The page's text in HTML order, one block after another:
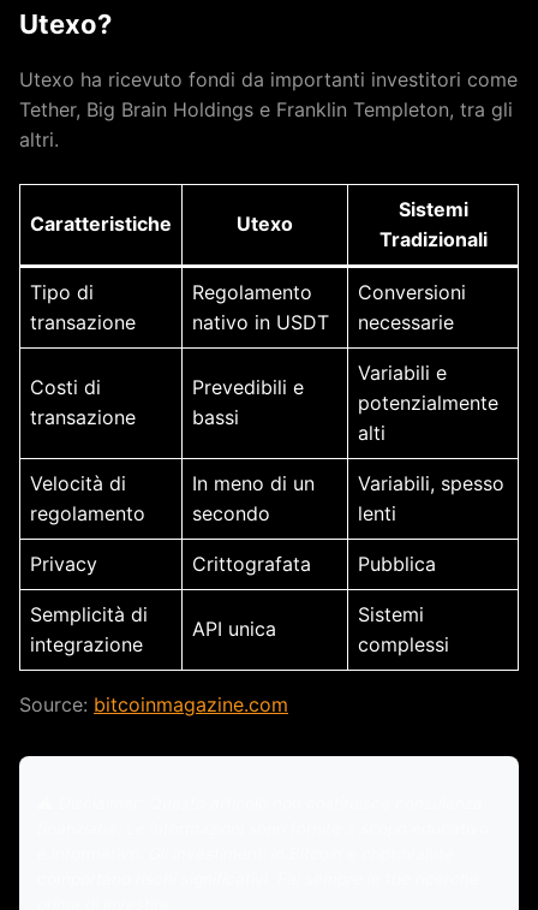
Utexo?
Utexo ha ricevuto fondi da importanti investitori come
Tether, Big Brain Holdings e Franklin Templeton, tra gli
altri.
Caratteristiche Utexo
Sistemi
Tradizionali
Tipo di
transazione
Regolamento
nativo in USDT
Conversioni
necessarie
Costi di
transazione
Prevedibili e
bassi
Variabili e
potenzialmente
alti
Velocità di
regolamento
In meno di un
secondo
Variabili, spesso
lenti
Privacy Crittografata Pubblica
Semplicità di
integrazione
API unica
Sistemi
complessi
Source: bitcoinmagazine.com